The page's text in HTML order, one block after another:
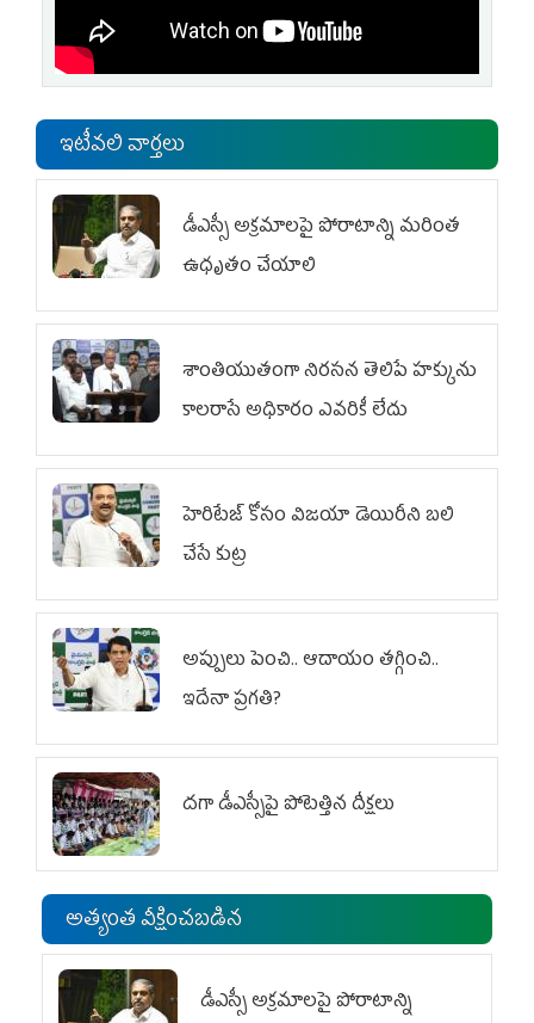
ఇటీవలి వార్తలు
డీఎస్సీ అక్రమాలపై పోరాటాన్ని మరింత
ఉధృతం చేయాలి
శాంతియుతంగా నిరసన తెలిపే హక్కును
కాలరాసే అధికారం ఎవరికీ లేదు
హెరిటేజ్ కోసం విజయా డెయిరీని బలి
చేసే కుట్ర‌
అప్పులు పెంచి.. ఆదాయం తగ్గించి..
ఇదేనా ప్రగతి?
దగా డీఎస్సీపై పోటెత్తిన దీక్షలు
అత్యంత వీక్షించబడిన
డీఎస్సీ అక్రమాలపై పోరాటాన్ని